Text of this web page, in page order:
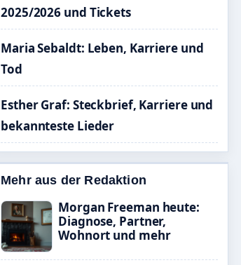
2025/2026 und Tickets
Maria Sebaldt: Leben, Karriere und
Tod
Esther Graf: Steckbrief, Karriere und
bekannteste Lieder
Mehr aus der Redaktion
Morgan Freeman heute:
Diagnose, Partner,
Wohnort und mehr